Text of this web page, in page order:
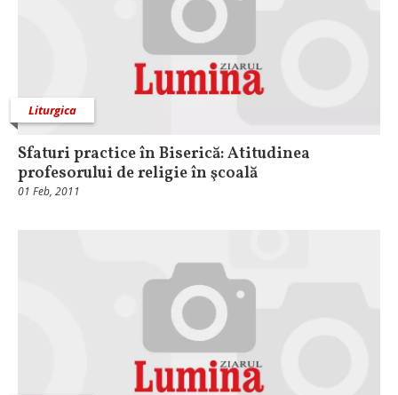
Liturgica
Sfaturi practice în Biserică: Atitudinea
profesorului de religie în şcoală
01 Feb, 2011